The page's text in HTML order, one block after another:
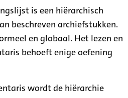
is een hiërarchisch
beschreven archiefstukken.
en globaal. Het lezen en
behoeft enige oefening
wordt de hiërarchie